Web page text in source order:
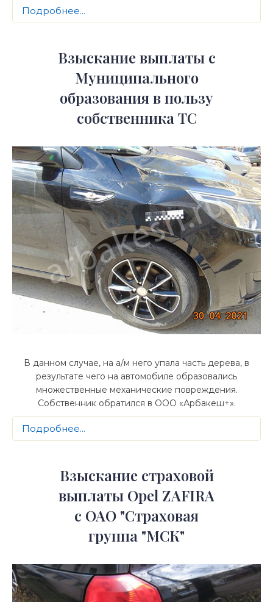
Подробнее...
Взыскание выплаты c
Муниципального
образования в пользу
собственника ТС
В данном случае, на а/м него упала часть дерева, в
результате чего на автомобиле образовались
множественные механические повреждения.
Собственник обратился в ООО «Арбакеш+».
Подробнее...
Взыскание страховой
выплаты Opel ZAFIRA
с ОАО "Страховая
группа "МСК"